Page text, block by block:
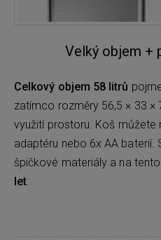
Velký objem +
Celkový objem 58 litrů
zatímco rozměry 56,5 × 33 ×
využití prostoru. Koš
adaptéru nebo 6x AA baterií.
špičkové materiály a na
let.